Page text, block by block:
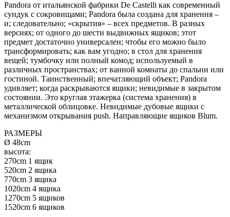
Pandora от итальянской фабрики De Castelli как современный
сундук с сокровищами; Pandora была создана для хранения –
и; следовательно; «скрытия» – всех предметов. В разных
версиях; от одного до шести выдвижных ящиков; этот
предмет достаточно универсален; чтобы его можно было
трансформировать; как вам угодно; в стол для хранения
вещей; тумбочку или полный комод; используемый в
различных пространствах; от ванной комнаты до спальни или
гостиной. Таинственный; впечатляющий объект; Pandora
удивляет; когда раскрываются ящики; невидимые в закрытом
состоянии. Это круглая этажерка (система хранения) в
металлической облицовке. Невидимые дубовые ящики с
механизмом открывания push. Направляющие ящиков Blum.
РАЗМЕРЫ
Ø 48cm
высота:
270cm 1 ящик
520cm 2 ящика
770cm 3 ящика
1020cm 4 ящика
1270cm 5 ящиков
1520cm 6 ящиков